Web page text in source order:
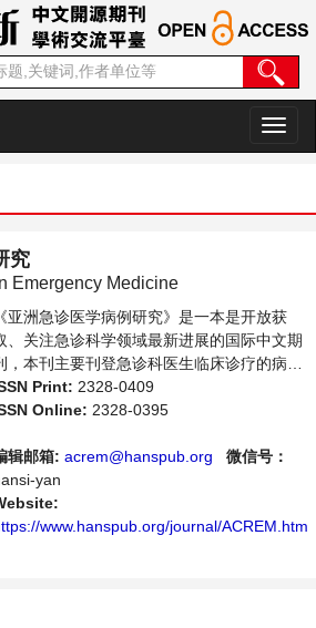
切
换
究
Emergency Medicine
《亚洲急诊医学病例研究》是一本是开放获
、关注急诊科学领域最新进展的国际中文期
，本刊主要刊登急诊科医生临床诊疗的病例
究论文，旨在为世界范围内的医生、学者及
疗工作者提供一个传播、分享和讨论交流的
Print: 2328-0409
Online: 2328-0395
辑邮箱: acrem@hanspub.org
微信号：
yan
www.hanspub.org/journal/ACREM.htm